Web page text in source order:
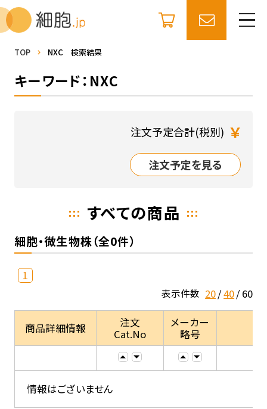
TOP NXC 検索結果
キーワード：NXC
注文予定合計(税別) ￥
注文予定を見る
すべての商品
細胞・微生物株（全0件）
1
表示件数 20 40 60
商品詳細情報
注文
Cat.No
メーカー
略号
情報はございません